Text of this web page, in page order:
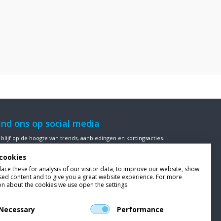
ons op social media
blijf op de hoogte van trends, aanbiedingen en kortingsacties.
klanten beoordelenVan Bellen Wind & Snowgemiddeld met
9,4 op basis van453beoordelingen.
these for analysis of our visitor data, to improve our website, show
content and to give you a great website experience. For more
about the cookies we use open the settings.
Performance